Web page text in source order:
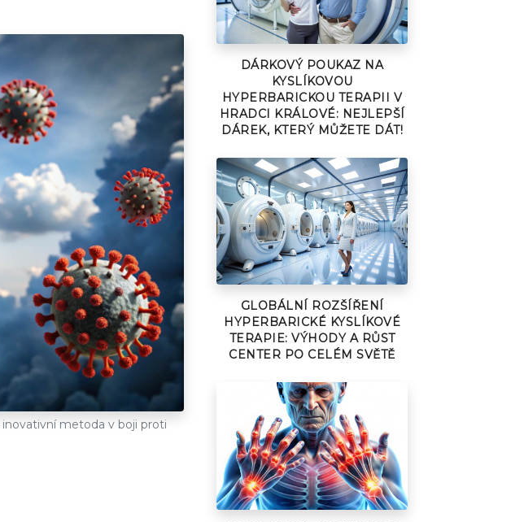
inovativní metoda v boji proti
DÁRKOVÝ POUKAZ NA
KYSLÍKOVOU
HYPERBARICKOU TERAPII V
HRADCI KRÁLOVÉ: NEJLEPŠÍ
DÁREK, KTERÝ MŮŽETE DÁT!
GLOBÁLNÍ ROZŠÍŘENÍ
HYPERBARICKÉ KYSLÍKOVÉ
TERAPIE: VÝHODY A RŮST
CENTER PO CELÉM SVĚTĚ